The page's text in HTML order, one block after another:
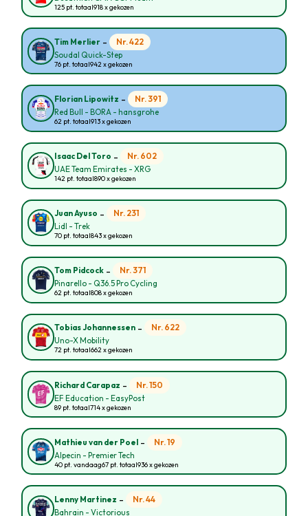
125 pt. totaal918 x gekozen
Tim Merlier - Nr. 422
Soudal Quick-Step
76 pt. totaal942 x gekozen
Florian Lipowitz - Nr. 391
Red Bull - BORA - hansgrohe
62 pt. totaal913 x gekozen
Isaac Del Toro - Nr. 602
UAE Team Emirates - XRG
142 pt. totaal890 x gekozen
Juan Ayuso - Nr. 231
Lidl - Trek
70 pt. totaal843 x gekozen
Tom Pidcock - Nr. 371
Pinarello - Q36.5 Pro Cycling
62 pt. totaal808 x gekozen
Tobias Johannessen - Nr. 622
Uno-X Mobility
72 pt. totaal662 x gekozen
Richard Carapaz - Nr. 150
EF Education - EasyPost
89 pt. totaal714 x gekozen
Mathieu van der Poel - Nr. 19
Alpecin - Premier Tech
40 pt. vandaag67 pt. totaal936 x gekozen
Lenny Martinez - Nr. 44
Bahrain - Victorious